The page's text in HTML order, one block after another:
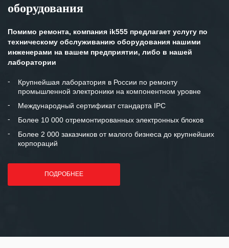
клиентоориентированность
готовность помочь в самых сложных
Мы высоко ценим сложившиеся
и доверительные партнерские
отношения и искренне желаем
«Инженерной компании «555» долгих
лет успеха и процветания.
оборудования
Помимо ремонта, компания ik555 предлагает услугу по
техническому обслуживанию оборудования нашими
инженерами на вашем предприятии, либо в нашей
лаборатории
Крупнейшая лаборатория в России по ремонту
промышленной электроники на компонентном уровне
Международный сертификат стандарта IPC
Более 10 000 отремонтированных электронных блоков
Более 2 000 заказчиков от малого бизнеса до крупнейших
корпораций
ПОДРОБНЕЕ